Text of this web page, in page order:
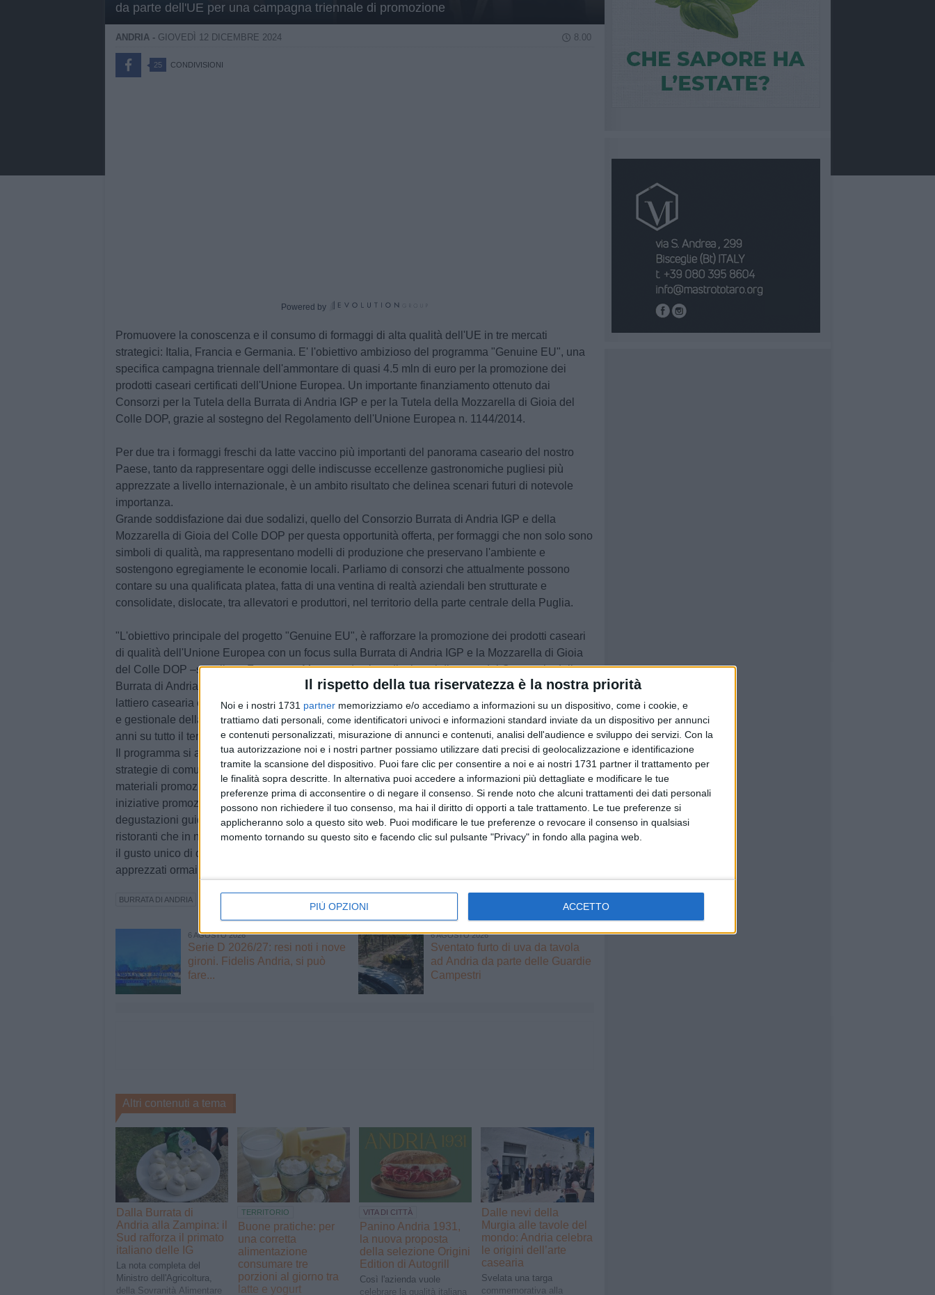
Il rispetto della tua riservatezza è la nostra priorità
Noi e i nostri 1731 partner memorizziamo e/o accediamo a informazioni su un dispositivo, come i cookie, e
trattiamo dati personali, come identificatori univoci e informazioni standard inviate da un dispositivo per annunci
e contenuti personalizzati, misurazione di annunci e contenuti, analisi dell'audience e sviluppo dei servizi. Con la
tua autorizzazione noi e i nostri partner possiamo utilizzare dati precisi di geolocalizzazione e identificazione
tramite la scansione del dispositivo. Puoi fare clic per consentire a noi e ai nostri 1731 partner il trattamento per
le finalità sopra descritte. In alternativa puoi accedere a informazioni più dettagliate e modificare le tue
preferenze prima di acconsentire o di negare il consenso. Si rende noto che alcuni trattamenti dei dati personali
possono non richiedere il tuo consenso, ma hai il diritto di opporti a tale trattamento. Le tue preferenze si
applicheranno solo a questo sito web. Puoi modificare le tue preferenze o revocare il consenso in qualsiasi
momento tornando su questo sito e facendo clic sul pulsante "Privacy" in fondo alla pagina web.
PIÙ OPZIONI ACCETTO
da parte dell'UE per una campagna triennale di promozione
ANDRIA - GIOVEDÌ 12 DICEMBRE 2024 8.00
25 CONDIVISIONI
Powered by
Promuovere la conoscenza e il consumo di formaggi di alta qualità dell'UE in tre mercati
strategici: Italia, Francia e Germania. E' l'obiettivo ambizioso del programma "Genuine EU", una
specifica campagna triennale dell'ammontare di quasi 4.5 mln di euro per la promozione dei
prodotti caseari certificati dell'Unione Europea. Un importante finanziamento ottenuto dai
Consorzi per la Tutela della Burrata di Andria IGP e per la Tutela della Mozzarella di Gioia del
Colle DOP, grazie al sostegno del Regolamento dell'Unione Europea n. 1144/2014.
Per due tra i formaggi freschi da latte vaccino più importanti del panorama caseario del nostro
Paese, tanto da rappresentare oggi delle indiscusse eccellenze gastronomiche pugliesi più
apprezzate a livello internazionale, è un ambito risultato che delinea scenari futuri di notevole
importanza.
Grande soddisfazione dai due sodalizi, quello del Consorzio Burrata di Andria IGP e della
Mozzarella di Gioia del Colle DOP per questa opportunità offerta, per formaggi che non solo sono
simboli di qualità, ma rappresentano modelli di produzione che preservano l'ambiente e
sostengono egregiamente le economie locali. Parliamo di consorzi che attualmente possono
contare su una qualificata platea, fatta di una ventina di realtà aziendali ben strutturate e
consolidate, dislocate, tra allevatori e produttori, nel territorio della parte centrale della Puglia.
"L'obiettivo principale del progetto "Genuine EU", è rafforzare la promozione dei prodotti caseari
di qualità dell'Unione Europea con un focus sulla Burrata di Andria IGP e la Mozzarella di Gioia
del Colle DOP –sottolinea Francesco Mennea, da circa dieci anni direttore del Consorzio della
Burrata di Andria IGP, che ha lavorato non poco per raggiungere, con altri attori della filiera
lattiero casearia ed istituzionali questo risultato, che si svilupperà grazie alla consulenza tecnica
e gestionale della CASSANDRO srl, società di progettazione e finanziamenti operante da 30
anni su tutto il territorio nazionale".
Il programma si articolerà attraverso attività di pubbliche relazioni, gestione di siti web dedicati,
strategie di comunicazione sui social media, campagne pubblicitarie mirate, creazione di
materiali promozionali, organizzazione di eventi in fiere di settore e locali ristorativi, oltre a
iniziative promozionali in-store. Non mancheranno esperienze pratiche per i consumatori, come
degustazioni guidate di Burrata di Andria e Mozzarella di Gioia del Colle, organizzate sia in
ristoranti che in negozi al dettaglio, per far conoscere direttamente ai consumatori le peculiarità e
il gusto unico di questi formaggi, oggi in cima alla top list dei formaggi più conosciuti ed
apprezzati ormai nei cinque continenti.
BURRATA DI ANDRIA
6 AGOSTO 2026
Serie D 2026/27: resi noti i nove
gironi. Fidelis Andria, si può
fare...
6 AGOSTO 2026
Sventato furto di uva da tavola
ad Andria da parte delle Guardie
Campestri
Altri contenuti a tema
Dalla Burrata di
Andria alla Zampina: il
Sud rafforza il primato
italiano delle IG
La nota completa del
Ministro dell'Agricoltura,
della Sovranità Alimentare
TERRITORIO
Buone pratiche: per
una corretta
alimentazione
consumare tre
porzioni al giorno tra
latte e yogurt
VITA DI CITTÀ
Panino Andria 1931,
la nuova proposta
della selezione Origini
Edition di Autogrill
Così l'azienda vuole
celebrare la qualità italiana
Dalle nevi della
Murgia alle tavole del
mondo: Andria celebra
le origini dell’arte
casearia
Svelata una targa
commemorativa alla